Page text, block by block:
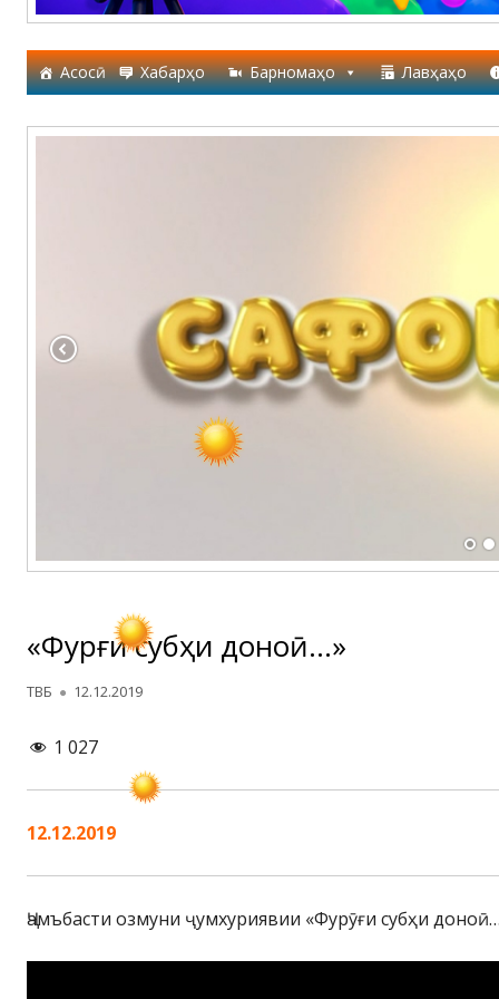
Асосӣ Хабарҳо Барномаҳо Лавҳаҳо
«Фурӯғи субҳи доноӣ…»
Автор
ТВБ Опубликовано
12.12.2019
1 027
12.12.2019
Ҷамъбасти озмуни ҷумхуриявии «Фурӯғи субҳи